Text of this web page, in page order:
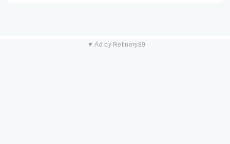
▼ Ad by Refinery89